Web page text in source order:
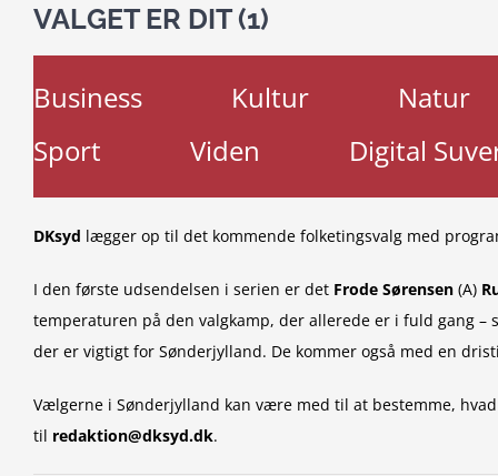
VALGET ER DIT (1)
Business Kultur
Natur
Sport
Viden Digital
DKsyd lægger op til det kommende folketingsvalg med
I den første udsendelsen i serien er det Frode Sørensen (A)
temperaturen på den valgkamp, der allerede er i fuld gang –
der er vigtigt for Sønderjylland. De kommer også med en
Vælgerne i Sønderjylland kan være med til at bestemme,
til redaktion@dksyd.dk.